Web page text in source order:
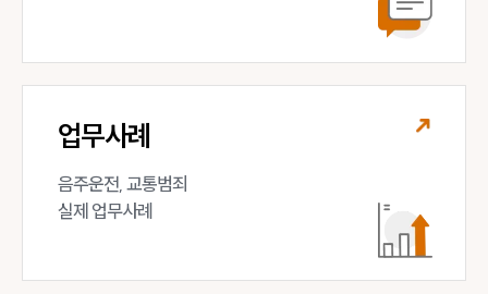
대륜법률상담예약
업무사례
음주운전, 교통범죄
실제 업무사례